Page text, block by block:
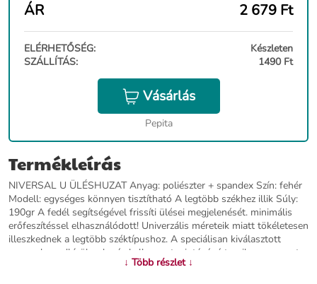
ÁR 2 679 Ft
ELÉRHETŐSÉG:
Készleten
SZÁLLÍTÁS:
1490 Ft
Vásárlás
Pepita
Termékleírás
NIVERSAL U ÜLÉSHUZAT Anyag: poliészter + spandex Szín: fehér
Modell: egységes könnyen tisztítható A legtöbb székhez illik Súly:
190gr A fedél segítségével frissíti ülései megjelenését. minimális
erőfeszítéssel elhasználódott! Univerzális méreteik miatt tökéletesen
illeszkednek a legtöbb széktípushoz. A speciálisan kiválasztott
anyagok rendkívül puha és kellemes tapintásúvá teszik az anyagot.
A nem áttetsző burkolatok tökéletesek a belső megjelenés
↓ Több részlet ↓